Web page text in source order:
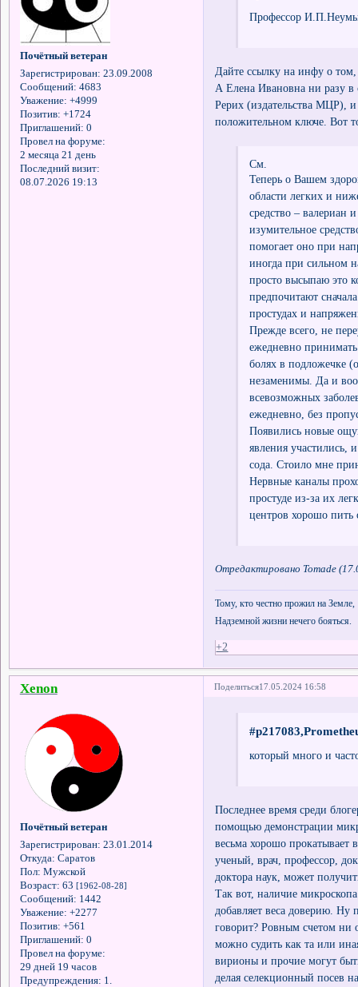
Почётный ветеран
Зарегистрирован: 23.09.2008
Сообщений: 4683
Уважение: +4999
Позитив: +1724
Приглашений: 0
Провел на форуме:
2 месяца 21 день
Последний визит:
08.07.2026 19:13
Профессор
Дайте ссылку на инфу о
А Елена Ивановна ни разу в
Рерих (издательства МЦР),
положительном ключе. Вот
См.
Теперь о Вашем
области легких и
средство – валериан
изумительное
помогает оно при
иногда при сильном
просто высыпаю это
предпочитают
простудах и
Прежде всего, не
ежедневно
болях в подложечке
незаменимы. Да и
всевозможных
ежедневно, без
Появились новые
явления участились,
сода. Стоило мне
Нервные каналы
простуде из-за их
центров хорошо пить
Отредактировано Tomade
Тому, кто честно прожил на Земле,
Надземной жизни нечего бояться.
+2
Поделиться17.05.2024 16:58
Xenon
Почётный ветеран
Зарегистрирован: 23.01.2014
Откуда: Саратов
Пол: Мужской
Возраст: 63 [1962-08-28]
Сообщений: 1442
Уважение: +2277
Позитив: +561
Приглашений: 0
Провел на форуме:
29 дней 19 часов
Предупреждения: 1.
который много и
Последнее время среди
помощью демонстрации
весьма хорошо прокатывает
ученый, врач, профессор,
доктора наук, может
Так вот, наличие
добавляет веса доверию. Ну
говорит? Ровным счетом ни
можно судить как та или
вирионы и прочие могут
делая селекционный посев